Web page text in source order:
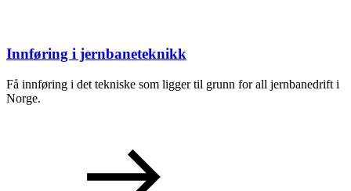
Innføring i jernbaneteknikk
Få innføring i det tekniske som ligger til grunn for all jernbanedrift i
Norge.